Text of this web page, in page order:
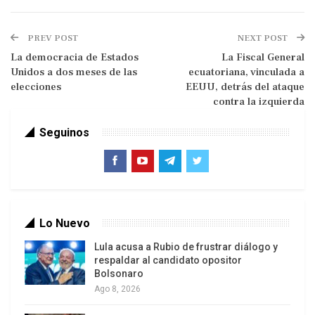
El cuadro se agrava sideralmente cuando existen
importantes vencimientos de deuda hasta fin de
año (al 31 de enero de 2025 vencen títulos de
deuda por 4.500 millones de dólares y hasta el fin
vencimientos de la deuda suman 65.397 millones
PREV POST
La democracia de Estados
Unidos a dos meses de las
elecciones
NEXT POST
La Fiscal General
ecuatoriana, vinculada a
EEUU, detrás del ataque
contra la izquierda
Seguinos
Lo Nuevo
Lula acusa a Rubio de frustrar diálogo y
respaldar al candidato opositor
Bolsonaro
Ago 8, 2026